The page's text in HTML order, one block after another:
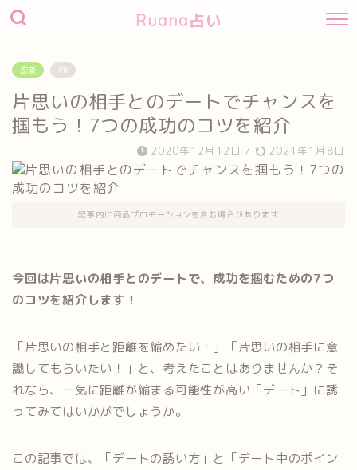
Ruana占い
恋愛 PR
片思いの相手とのデートでチャンスを
掴もう！7つの成功のコツを紹介
2020年12月12日 / 2021年1月8日
記事内に商品プロモーションを含む場合があります
今回は片思いの相手とのデートで、成功を掴むための7つ
のコツを紹介します！
「片思いの相手と距離を縮めたい！」「片思いの相手に意
識してもらいたい！」と、考えたことはありませんか？そ
れなら、一気に距離が縮まる可能性が高い「デート」に誘
ってみてはいかがでしょうか。
この記事では、「デートの誘い方」と「デート中のポイン